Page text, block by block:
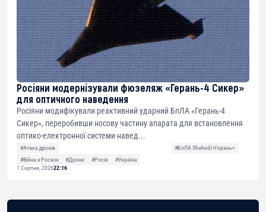
Росіяни модернізували фюзеляж «Герань-4 Сикер»
для оптичного наведення
Росіяни модифікували реактивний ударний БпЛА «Герань-4
Сикер», переробивши носову частину апарата для встановлення
оптико-електронної системи навед...
#Атака дронів
#БпЛА Shahed/«Герань»
#Війна з Росією
#Дрони #Росія
#Україна
1 Серпня, 202622:16